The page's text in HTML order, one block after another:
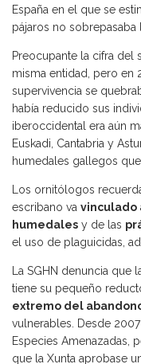
España en el que se
pájaros no sobrepasaba
Preocupante la cifra del
misma entidad, pero en
supervivencia se
había reducido sus
iberoccidental era aún
Euskadi, Cantabria y
humedales gallegos
Los ornitólogos
escribano va vinculado
humedales y de las
el uso de plaguicidas,
La SGHN denuncia que
tiene su pequeño
extremo del
vulnerables. Desde
Especies Amenazadas,
que la Xunta aprobase